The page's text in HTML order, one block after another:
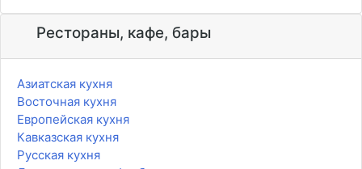
Рестораны, кафе, бары
Азиатская кухня
Восточная кухня
Европейская кухня
Кавказская кухня
Русская кухня